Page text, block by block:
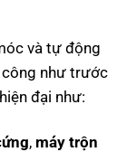
và tự động
công như trước
đại như:
, máy trộn